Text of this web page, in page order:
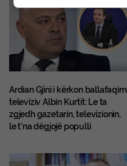
Ardian Gjini i kërkon ballafaqim
televiziv Albin Kurtit: Le ta
zgjedh gazetarin, televizionin,
le t’na dëgjojë populli